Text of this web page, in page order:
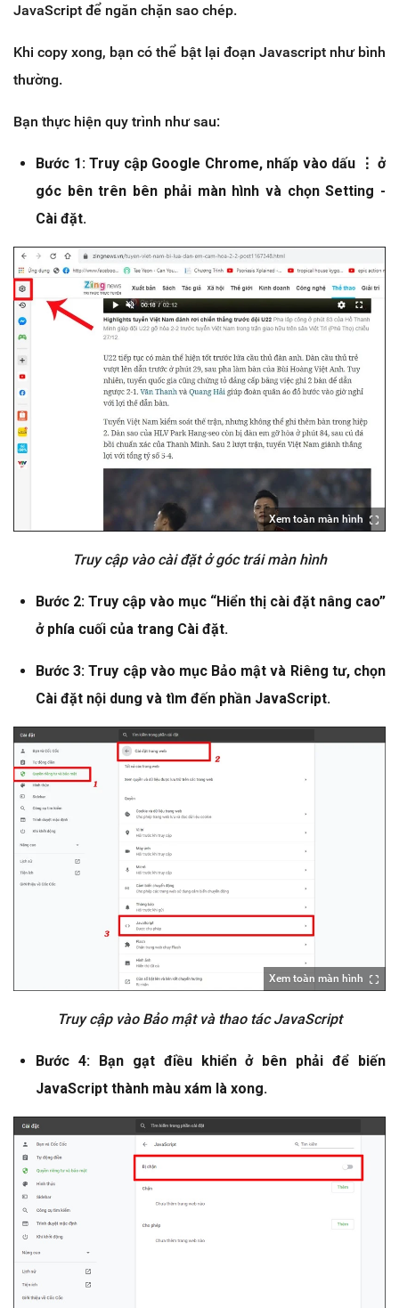
JavaScript để ngăn chặn sao chép.
Khi copy xong, bạn có thể bật lại đoạn Javascript như bình
thường.
Bạn thực hiện quy trình như sau:
Bước 1: Truy cập Google Chrome, nhấp vào dấu ⋮ ở
góc bên trên bên phải màn hình và chọn Setting -
Cài đặt.
Xem toàn màn hình
Truy cập vào cài đặt ở góc trái màn hình
Bước 2: Truy cập vào mục “Hiển thị cài đặt nâng cao”
ở phía cuối của trang Cài đặt.
Bước 3: Truy cập vào mục Bảo mật và Riêng tư, chọn
Cài đặt nội dung và tìm đến phần JavaScript.
Xem toàn màn hình
Truy cập vào Bảo mật và thao tác JavaScript
Bước 4: Bạn gạt điều khiển ở bên phải để biến
JavaScript thành màu xám là xong.